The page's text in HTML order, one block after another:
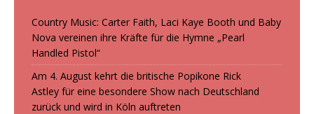
Country Music: Carter Faith, Laci Kaye Booth und Baby
Nova vereinen ihre Kräfte für die Hymne „Pearl
Handled Pistol“
Am 4. August kehrt die britische Popikone Rick
Astley für eine besondere Show nach Deutschland
zurück und wird in Köln auftreten